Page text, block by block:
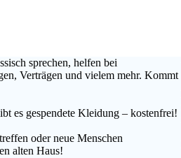
sprechen, helfen bei
Verträgen und vielem mehr. Kommt
es gespendete Kleidung – kostenfrei!
oder neue Menschen
alten Haus!